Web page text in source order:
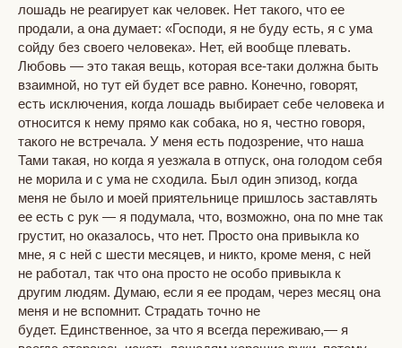
лошадь не реагирует как человек. Нет такого, что ее
продали, а она думает: «Господи, я не буду есть, я с ума
сойду без своего человека». Нет, ей вообще плевать.
Любовь — это такая вещь, которая все-таки должна быть
взаимной, но тут ей будет все равно. Конечно, говорят,
есть исключения, когда лошадь выбирает себе человека и
относится к нему прямо как собака, но я, честно говоря,
такого не встречала. У меня есть подозрение, что наша
Тами такая, но когда я уезжала в отпуск, она голодом себя
не морила и с ума не сходила. Был один эпизод, когда
меня не было и моей приятельнице пришлось заставлять
ее есть с рук — я подумала, что, возможно, она по мне так
грустит, но оказалось, что нет. Просто она привыкла ко
мне, я с ней с шести месяцев, и никто, кроме меня, с ней
не работал, так что она просто не особо привыкла к
другим людям. Думаю, если я ее продам, через месяц она
меня и не вспомнит. Страдать точно не
будет. Единственное, за что я всегда переживаю,— я